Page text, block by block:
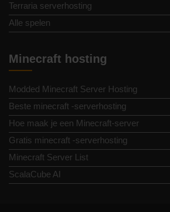
Terraria serverhosting
Alle spelen
Minecraft hosting
Modded Minecraft Server Hosting
Beste minecraft -serverhosting
Hoe maak je een Minecraft-server
Gratis minecraft -serverhosting
Minecraft Server List
ScalaCube AI